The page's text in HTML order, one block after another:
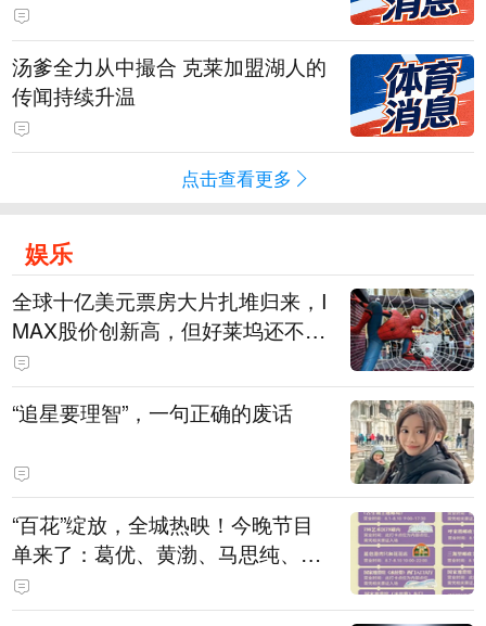
汤爹全力从中撮合 克莱加盟湖人的
传闻持续升温
点击查看更多
娱乐
全球十亿美元票房大片扎堆归来，I
MAX股价创新高，但好莱坞还不
能“开香槟”
“追星要理智”，一句正确的废话
“百花”绽放，全城热映！今晚节目
单来了：葛优、黄渤、马思纯、刘
浩存、廖昌永、谭维维……